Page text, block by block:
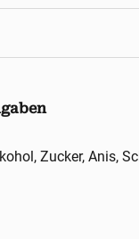
Zucker, Anis,